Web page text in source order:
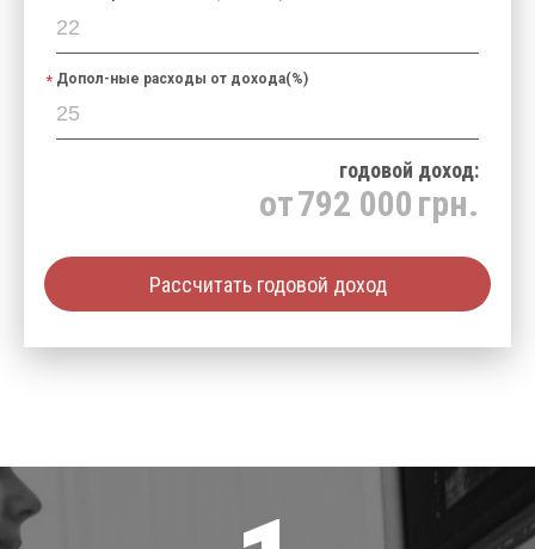
Communication:
USB:
анализатором
Допол-ные расходы от дохода(%)
годовой доход:
от792 000 грн.
Рассчитать годовой доход